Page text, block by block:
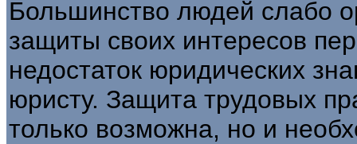
Большинство людей слабо
защиты своих интересов
недостаток юридических
юристу. Защита трудовых
только возможна, но и